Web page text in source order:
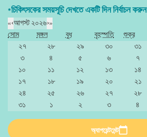
*চিকিৎসকের সময়সূচি দেখতে একটি দিন নির্বাচন করুন
«‹আগস্ট ২০২৬›»
সোম
মঙ্গল বুধ বৃহস্পতি শুক্র
২৭
২৮ ২৯ ৩০ ৩১
৩
৪ ৫ ৬ ৭
১০
১১ ১২ ১৩ ১৪
১৭
১৮ ১৯ ২০ ২১
২৪
২৫ ২৬ ২৭ ২৮
৩১
১ ২ ৩ ৪
অ্যাপয়েন্টমেন্ট